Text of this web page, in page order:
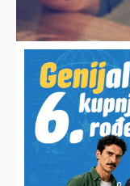
LAŽNO
Gospođu
bez eura